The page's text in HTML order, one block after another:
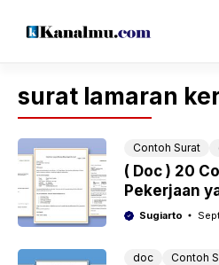
surat lamaran
Contoh Surat
( Doc ) 20
Pekerjaan
BUMN,
Sugiarto
doc Contoh